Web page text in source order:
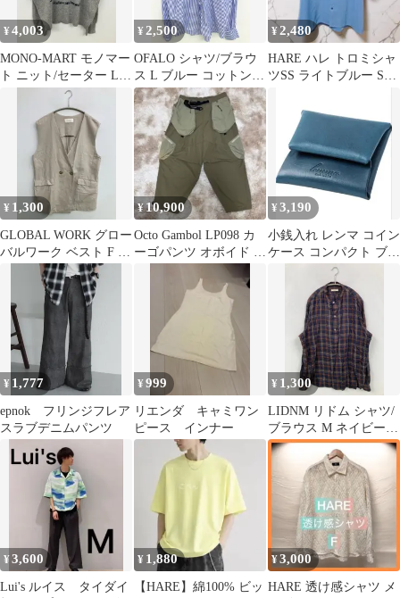
¥4,003
MONO-MART モノマー
ト ニット/セーター L
グレー ニット 前面プリ
ント ミドル丈 長袖 ク
ルーネック(丸首) メン
ズ レディース
¥2,500
OFALO シャツ/ブラウ
ス L ブルー コットン
ストライプ柄 ミドル丈
長袖 レギュラーカラー
レディース
¥2,480
HARE ハレ トロミシャ
ツSS ライトブルー Sサ
¥ 1,300
GLOBAL WORK グロー
バルワーク ベスト F ベ
ージュ 無地 レディース
¥10,900
Octo Gambol LP098 カ
ーゴパンツ オボイド パ
¥ 3,190
小銭入れ レンマ コイン
ケース コンパクト ブッ
テーロ 本革 lemma 財布
¥ 1,777
epnok フリンジフレア
スラブデニムパンツ
¥999
リエンダ キャミワン
ピース インナー
¥ 1,300
LIDNM リドム シャツ/
ブラウス M ネイビー
チェック柄 ミドル丈 長
袖 スタンドカラー メン
ズ
¥3,600
Lui's ルイス タイダイ
¥ 1,880
【HARE】綿100% ビッ
¥3,000
HARE 透け感シャツ メ